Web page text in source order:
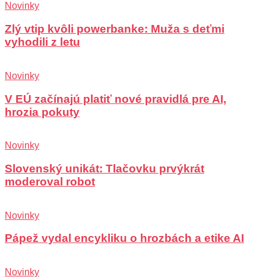
Novinky
Zlý vtip kvôli powerbanke: Muža s deťmi
vyhodili z letu
Novinky
V EÚ začínajú platiť nové pravidlá pre AI,
hrozia pokuty
Novinky
Slovenský unikát: Tlačovku prvýkrát
moderoval robot
Novinky
Pápež vydal encykliku o hrozbách a etike AI
Novinky